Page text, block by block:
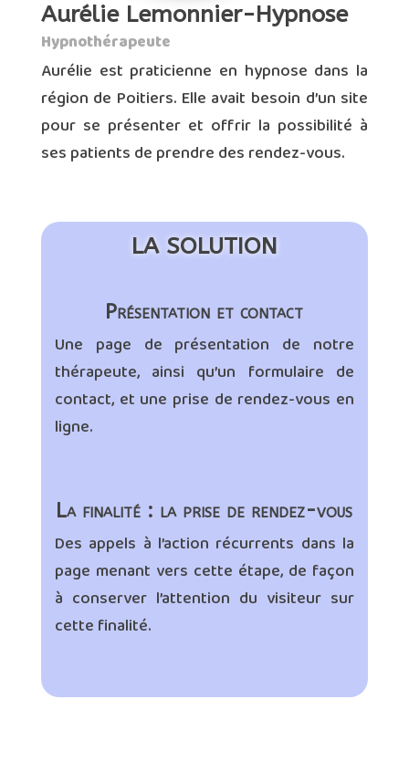
Aurélie Lemonnier-Hypnose
Hypnothérapeute
Aurélie est praticienne en hypnose dans la
région de Poitiers. Elle avait besoin d’un site
pour se présenter et offrir la possibilité à
ses patients de prendre des rendez-vous.
LA SOLUTION
Présentation et contact
Une page de présentation de notre
thérapeute, ainsi qu’un formulaire de
contact, et une prise de rendez-vous en
ligne.
La finalité : la prise de rendez-vous
Des appels à l’action récurrents dans la
page menant vers cette étape, de façon
à conserver l’attention du visiteur sur
cette finalité.